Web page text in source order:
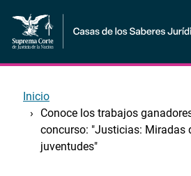
al
Inicio
Conoce los trabajos
concurso: "Justicias: Miradas
juventudes"